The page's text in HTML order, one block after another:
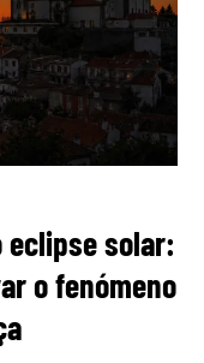
eclipse solar:
o fenómeno